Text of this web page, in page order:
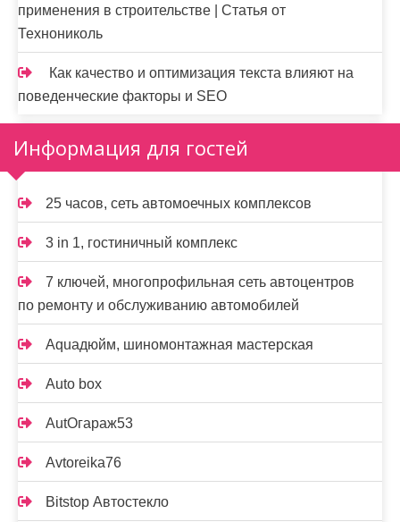
применения в строительстве | Статья от
Технониколь
Как качество и оптимизация текста влияют на
поведенческие факторы и SEO
Информация для гостей
25 часов, сеть автомоечных комплексов
3 in 1, гостиничный комплекс
7 ключей, многопрофильная сеть автоцентров
по ремонту и обслуживанию автомобилей
Aquaдюйм, шиномонтажная мастерская
Auto box
AutOгараж53
Avtoreika76
Bitstop Автостекло